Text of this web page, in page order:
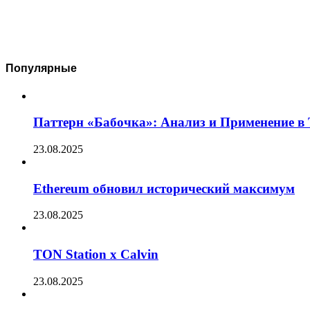
Популярные
Паттерн «Бабочка»: Анализ и Применение в
23.08.2025
Ethereum обновил исторический максимум
23.08.2025
TON Station x Calvin
23.08.2025